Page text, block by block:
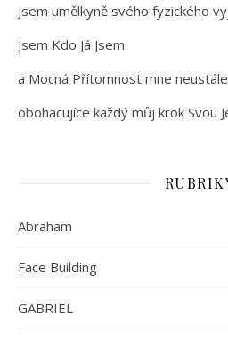
Jsem umělkyně svého fyzického
Jsem Kdo Já Jsem
a Mocná Přítomnost mne
obohacujíce každý můj krok Svou
Abraham
Face Building
GABRIEL